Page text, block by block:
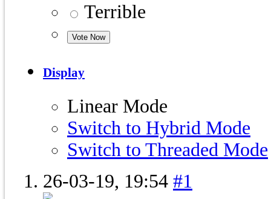
Terrible
Display
Linear Mode
Switch to Hybrid Mode
Switch to Threaded Mode
26-03-19, 19:54 #1